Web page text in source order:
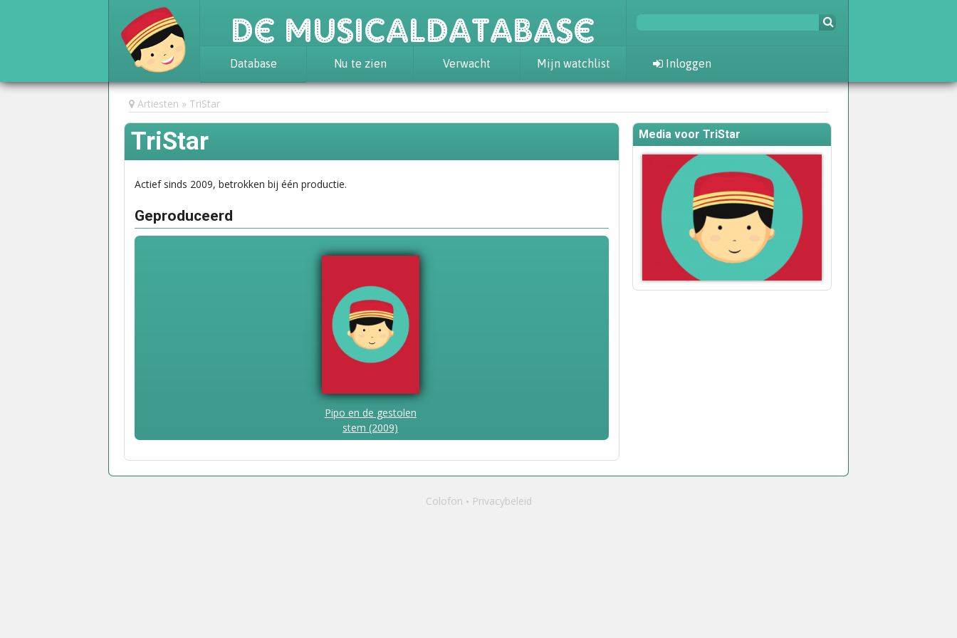
De Musicaldatabase
Database
Achtergrond
Awards
Nu te zien Verwacht Mijn watchlist Inloggen
Artiesten TriStar
TriStar
Actief sinds 2009, betrokken bij één productie.
Geproduceerd
Pipo en de gestolen
stem (2009)
Media voor TriStar
Colofon Privacybeleid